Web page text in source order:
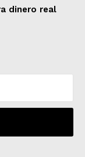
dinero real